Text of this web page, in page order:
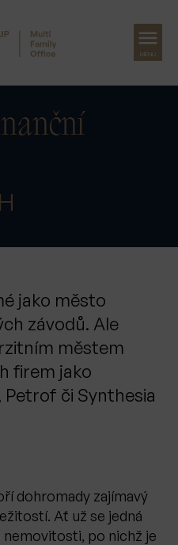
MENU
jako město
závodů. Ale
městem
firem jako
Petrof či Synthesia
dohromady zajímavý
Ať už se jedná
po nichž je